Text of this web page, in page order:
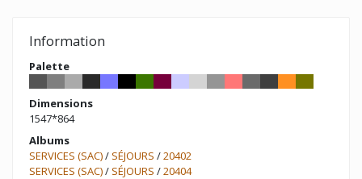
Information
Palette
Dimensions
1547*864
Albums
SERVICES (SAC)/ SÉJOURS /20402
SERVICES (SAC)/ SÉJOURS /20404